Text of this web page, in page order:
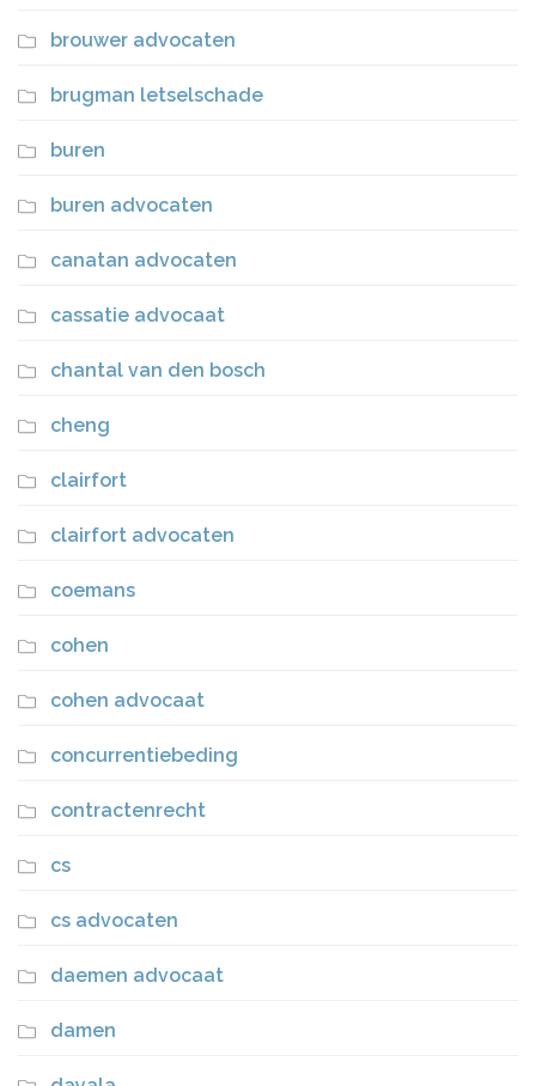
brouwer advocaten
brugman letselschade
buren
buren advocaten
canatan advocaten
cassatie advocaat
chantal van den bosch
cheng
clairfort
clairfort advocaten
coemans
cohen
cohen advocaat
concurrentiebeding
contractenrecht
cs
cs advocaten
daemen advocaat
damen